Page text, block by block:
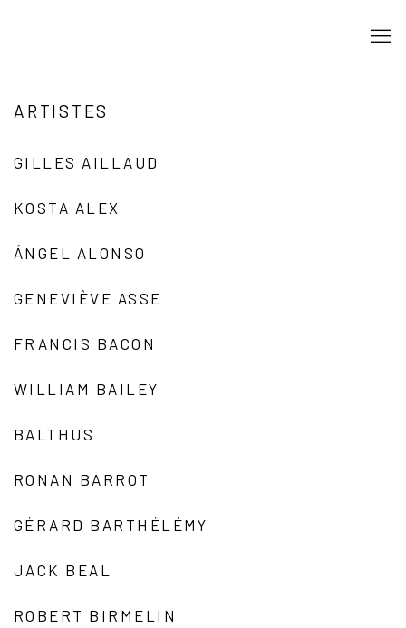
ARTISTES
GILLES AILLAUD
KOSTA ALEX
ÁNGEL ALONSO
GENEVIÈVE ASSE
FRANCIS BACON
WILLIAM BAILEY
BALTHUS
RONAN BARROT
GÉRARD BARTHÉLÉMY
JACK BEAL
ROBERT BIRMELIN